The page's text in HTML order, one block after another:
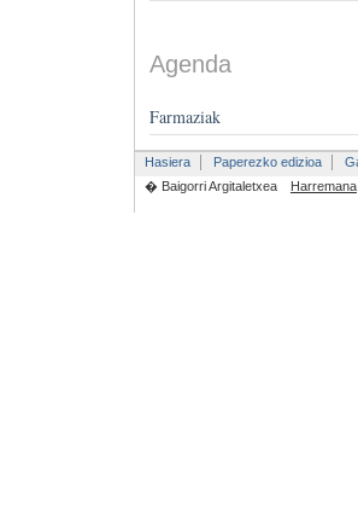
Agenda
Farmaziak
Hasiera Paperezko edizioa
� Baigorri Argitaletxea
Harremana